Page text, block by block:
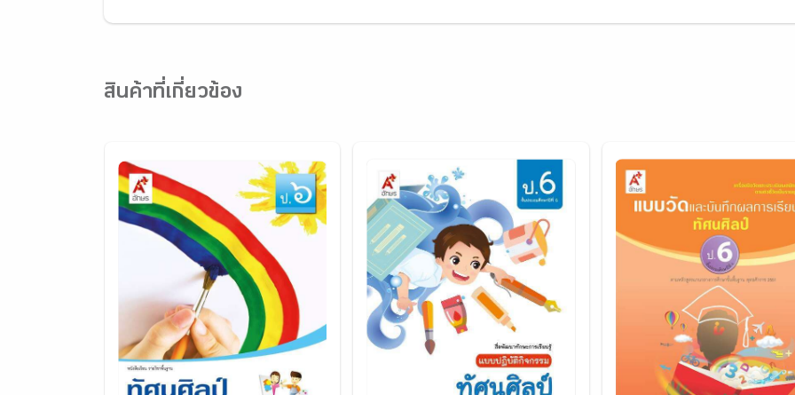
สินค้าที่เกี่ยวข้อง